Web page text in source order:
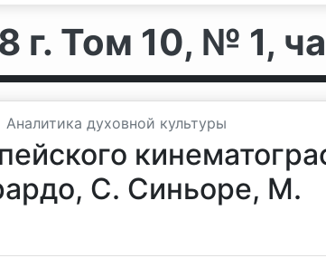
Том 10, № 1,
Аналитика духовной культуры
С. Синьоре, М.